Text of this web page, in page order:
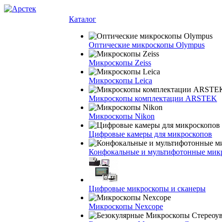
Каталог
Оптические микроскопы Olympus
Микроскопы Zeiss
Микроскопы Leica
Микроскопы комплектации ARSTEK
Микроскопы Nikon
Цифровые камеры для микроскопов
Конфокальные и мультифотонные
Цифровые микроскопы и сканеры
Микроскопы Nexcope